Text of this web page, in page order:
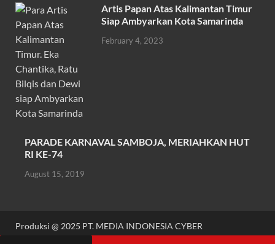
Artis Papan Atas Kalimantan Timur
Siap Ambyarkan Kota Samarinda
February 4, 2023
PARADE KARNAVAL SAMBOJA, MERIAHKAN HUT
RI KE-74
August 15, 2019
Produksi @ 2025 PT. MEDIA INDONESIA CYBER